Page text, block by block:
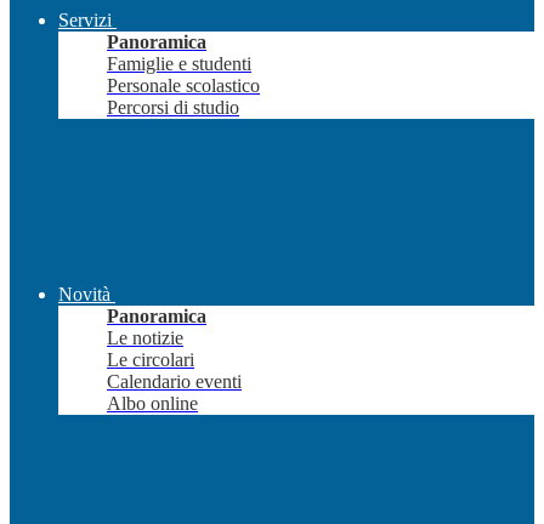
Servizi
Panoramica
Famiglie e studenti
Personale scolastico
Percorsi di studio
Novità
Panoramica
Le notizie
Le circolari
Calendario eventi
Albo online